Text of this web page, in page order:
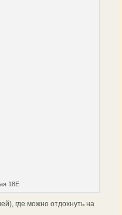
18Е
где можно отдохнуть на